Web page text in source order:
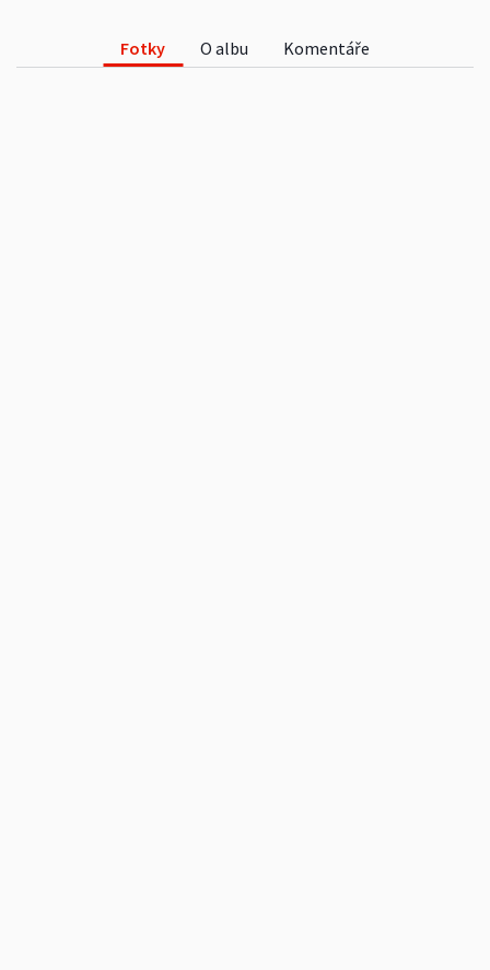
Kompletní výsledky výstavy na:
http://www.boraderam.cz/news/vysledky-
Fotky O albu Komentáře